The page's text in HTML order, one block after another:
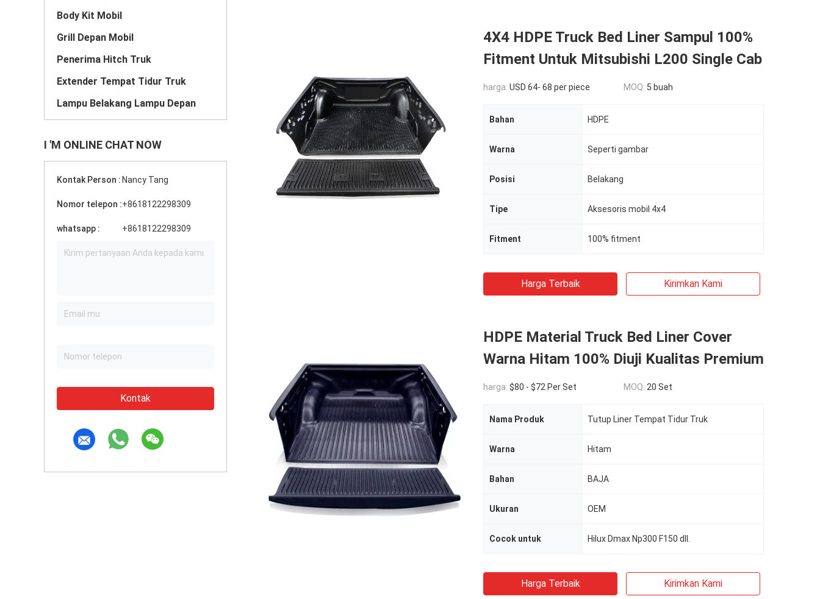
Body Kit Mobil
Grill Depan Mobil
Penerima Hitch Truk
Extender Tempat Tidur Truk
Lampu Belakang Lampu Depan
I 'M ONLINE CHAT NOW
Kontak Person : Nancy Tang
Nomor telepon :+8618122298309
whatsapp : +8618122298309
Kontak
4X4 HDPE Truck Bed Liner Sampul 100%
Fitment Untuk Mitsubishi L200 Single Cab
harga: USD 64- 68 per piece MOQ: 5 buah
Bahan HDPE
Warna Seperti gambar
Posisi Belakang
Tipe Aksesoris mobil 4x4
Fitment 100% fitment
Harga Terbaik Kirimkan Kami
HDPE Material Truck Bed Liner Cover
Warna Hitam 100% Diuji Kualitas Premium
harga: $80 - $72 Per Set MOQ: 20 Set
Nama Produk Tutup Liner Tempat Tidur Truk
Warna Hitam
Bahan BAJA
Ukuran OEM
Cocok untuk Hilux Dmax Np300 F150 dll.
Harga Terbaik Kirimkan Kami